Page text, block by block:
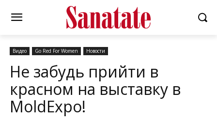
Видео Go Red For Women Новости
Не забудь прийти в
красном на выставку в
MoldExpo!